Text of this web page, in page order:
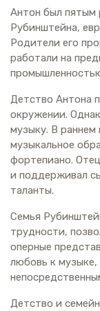
Антон был пятым
Рубинштейна,
Родители его
работали на
Детство Антона
окружении.
музыку. В раннем
музыкальное
фортепиано.
и поддерживал
таланты.
Семья
трудности,
оперные
любовь к музыке,
Детство и